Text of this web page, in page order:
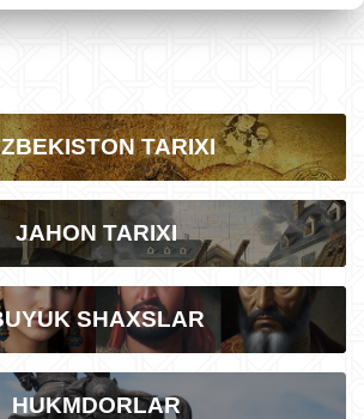
TARIXI
JAHON TARIXI
SHAXSLAR
HUKMDORLAR